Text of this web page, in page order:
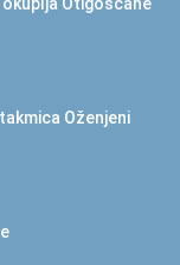
Oženjeni